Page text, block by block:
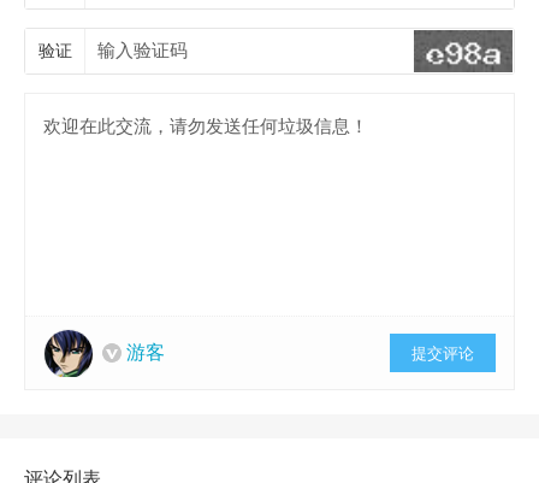
验证
游客 提交评论
评论列表